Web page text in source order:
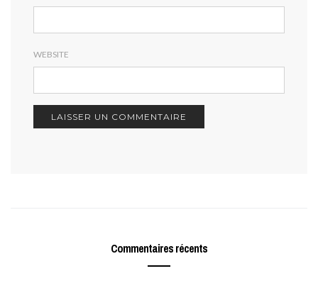
WEBSITE
Commentaires récents